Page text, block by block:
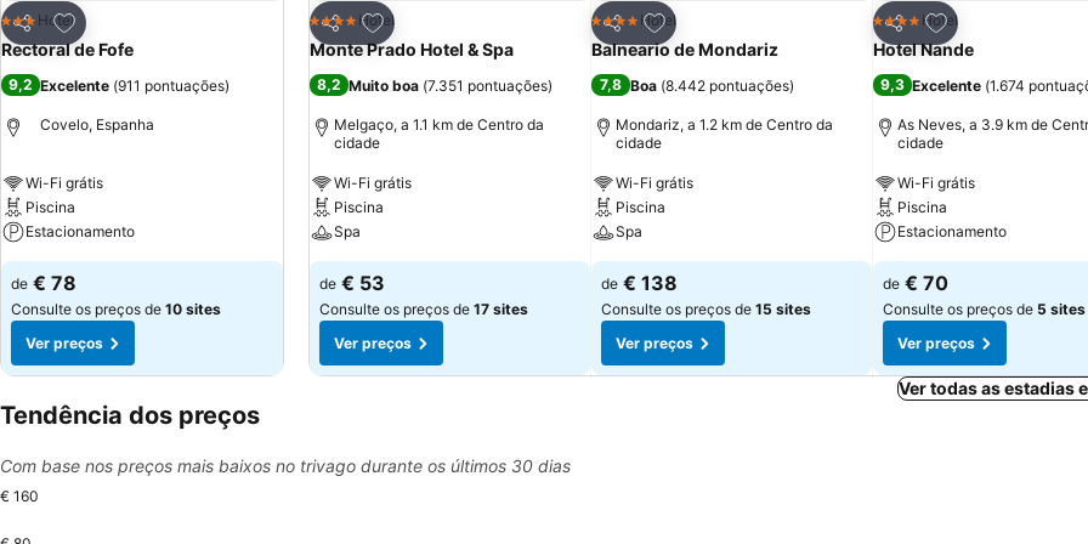
Partilhar
Adicionar aos favoritos
3 Estrelas
Hotel
Rectoral de Fofe
9,2 Excelente (911 pontuações)
Covelo, Espanha
Wi-Fi grátis
Piscina
Estacionamento
de € 78
Consulte os preços de 10 sites
Ver preços
Partilhar
Adicionar aos favoritos
4 EstrelasHotel
Monte Prado Hotel & Spa
8,2 Muito boa (7.351 pontuações)
Melgaço, a 1.1 km de Centro da
cidade
Wi-Fi grátis
Piscina
Spa
de € 53
Consulte os preços de 17 sites
Ver preços
Partilhar
Adicionar aos favoritos
4 EstrelasHotel
Balneario de Mondariz
7,8 Boa (8.442 pontuações)
Mondariz, a 1.2 km de Centro da
cidade
Wi-Fi grátis
Piscina
Spa
de € 138
Consulte os preços de 15 sites
Ver preços
Partilhar
Adicionar aos
4 EstrelasHotel
Hotel Nande
9,3 Excelente (1.674
As Neves, a 3.9 km de
cidade
Wi-Fi grátis
Piscina
Estacionamento
de € 70
Consulte os preços de 5 sites
Ver preços
Ver todas as estadias
Tendência dos preços
Com base nos preços mais baixos no trivago durante os últimos 30 dias
€ 160